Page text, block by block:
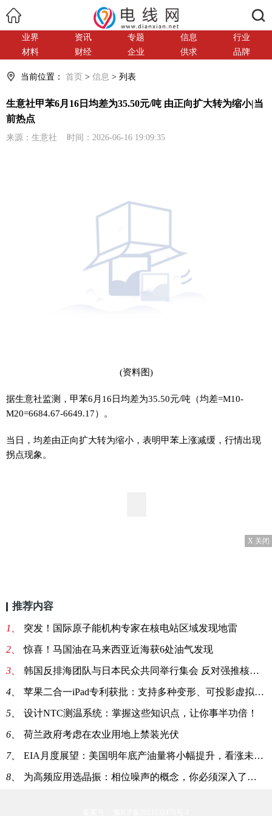
业界 资讯 专题 信息
行业
材料
财经 企业 供求 品牌
当前位置： 首页 > 信息 > 列表
生意社甲苯6月16日均差为35.50元/吨 由正向扩大转为缩小|当
前热点
来源：生意社 时间：2026-06-16 19:09:35
(资料图)
据生意社监测，甲苯6月16日均差为35.50元/吨（均差=M10-
M20=6684.67-6649.17）。
当日，均差由正向扩大转为缩小，表明甲苯上涨减缓，行情出现
拐点现象。
X 关闭
推荐内容
1、 突发！国际原子能机构专家在核电站区域发现地雷
2、 惊喜！马国油在马来西亚近海获6处油气发现
3、 韩国反排海团队与日本民众共同举行集会 反对强推核污染水排海
4、 苹果二合一iPad专利获批：支持多种变形、可投影虚拟键盘
5、 设计NTC测温系统：掌握这些知识点，让你事半功倍！
6、 荷兰政府考虑在农业用地上禁装光伏
7、 EIA月度展望：美国明年底产油量将小幅提升，看涨未来油价
8、 为高频应用选晶振：相位噪声的概念，你必须深入了解一下！